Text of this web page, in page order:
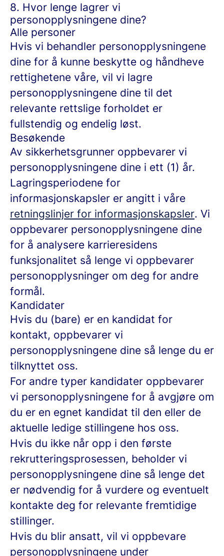
8. Hvor lenge lagrer vi
personopplysningene dine?
Alle personer
Hvis vi behandler personopplysningene
dine for å kunne beskytte og håndheve
rettighetene våre, vil vi lagre
personopplysningene dine til det
relevante rettslige forholdet er
fullstendig og endelig løst.
Besøkende
Av sikkerhetsgrunner oppbevarer vi
personopplysningene dine i ett (1) år.
Lagringsperiodene for
informasjonskapsler er angitt i våre
retningslinjer for informasjonskapsler. Vi
oppbevarer personopplysningene dine
for å analysere karrieresidens
funksjonalitet så lenge vi oppbevarer
personopplysninger om deg for andre
formål.
Kandidater
Hvis du (bare) er en kandidat for
kontakt, oppbevarer vi
personopplysningene dine så lenge du er
tilknyttet oss.
For andre typer kandidater oppbevarer
vi personopplysningene for å avgjøre om
du er en egnet kandidat til den eller de
aktuelle ledige stillingene hos oss.
Hvis du ikke når opp i den første
rekrutteringsprosessen, beholder vi
personopplysningene dine så lenge det
er nødvendig for å vurdere og eventuelt
kontakte deg for relevante fremtidige
stillinger.
Hvis du blir ansatt, vil vi oppbevare
personopplysningene under